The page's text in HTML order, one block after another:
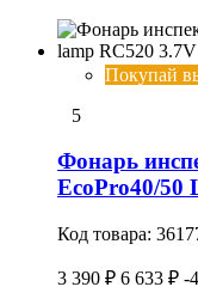
Покупай
5
Фонарь
EcoPro40/50
Код товара:
3 390 ₽ 6 633 ₽ -